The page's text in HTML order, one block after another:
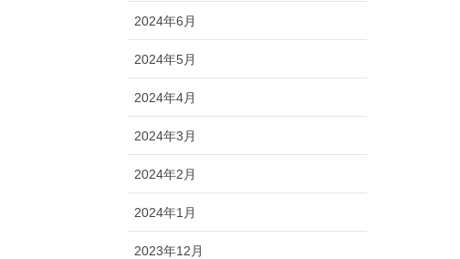
2024年6月
2024年5月
2024年4月
2024年3月
2024年2月
2024年1月
2023年12月